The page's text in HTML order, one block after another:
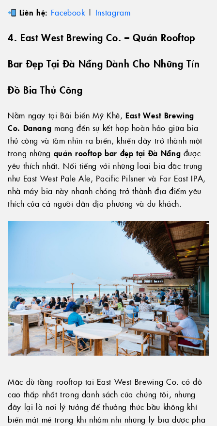
Liên hệ: Facebook | Instagram
4. East West Brewing Co. – Quán Rooftop
Bar Đẹp Tại Đà Nẵng Dành Cho Những Tín
Đồ Bia Thủ Công
Nằm ngay tại Bãi biển Mỹ Khê,East West Brewing
Co. Danang mang đến sự kết hợp hoàn hảo giữa bia
thủ công và tầm nhìn ra biển, khiến đây trở thành một
trong những quán rooftop bar đẹp tại Đà Nẵng được
yêu thích nhất. Nổi tiếng với những loại bia đặc trưng
như East West Pale Ale, Pacific Pilsner và Far East IPA,
nhà máy bia này nhanh chóng trở thành địa điểm yêu
thích của cả người dân địa phương và du khách.
Mặc dù tầng rooftop tại East West Brewing Co. có độ
cao thấp nhất trong danh sách của chúng tôi, nhưng
đây lại là nơi lý tưởng để thưởng thức bầu không khí
biển mát mẻ trong khi nhâm nhi những ly bia được pha